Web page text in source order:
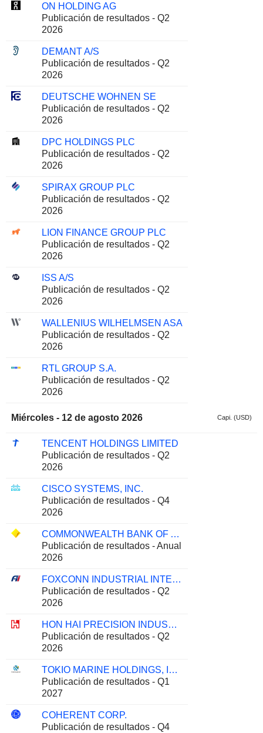
ON HOLDING AG
Publicación de resultados - Q2
2026
DEMANT A/S
Publicación de resultados - Q2
2026
DEUTSCHE WOHNEN SE
Publicación de resultados - Q2
2026
DPC HOLDINGS PLC
Publicación de resultados - Q2
2026
SPIRAX GROUP PLC
Publicación de resultados - Q2
2026
LION FINANCE GROUP PLC
Publicación de resultados - Q2
2026
ISS A/S
Publicación de resultados - Q2
2026
WALLENIUS WILHELMSEN ASA
Publicación de resultados - Q2
2026
RTL GROUP S.A.
Publicación de resultados - Q2
2026
Miércoles - 12 de agosto 2026 Capi. (USD)
TENCENT HOLDINGS LIMITED
Publicación de resultados - Q2
2026
CISCO SYSTEMS, INC.
Publicación de resultados - Q4
2026
COMMONWEALTH BANK OF AUSTRALIA
Publicación de resultados - Anual
2026
FOXCONN INDUSTRIAL INTERNET CO., LTD.
Publicación de resultados - Q2
2026
HON HAI PRECISION INDUSTRY CO., LTD.
Publicación de resultados - Q2
2026
TOKIO MARINE HOLDINGS, INC.
Publicación de resultados - Q1
2027
COHERENT CORP.
Publicación de resultados - Q4